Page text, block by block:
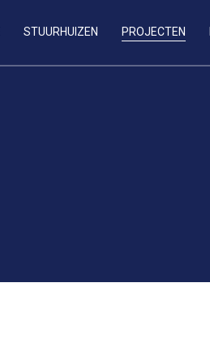
STUURHUIZEN PROJECTEN